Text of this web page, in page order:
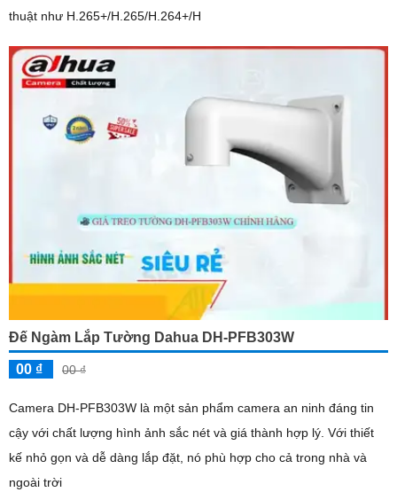
thuật như H.265+/H.265/H.264+/H
Đế Ngàm Lắp Tường Dahua DH-PFB303W
00 ₫ 00 ₫
Camera DH-PFB303W là một sản phẩm camera an ninh đáng tin
cậy với chất lượng hình ảnh sắc nét và giá thành hợp lý. Với thiết
kế nhỏ gọn và dễ dàng lắp đặt, nó phù hợp cho cả trong nhà và
ngoài trời